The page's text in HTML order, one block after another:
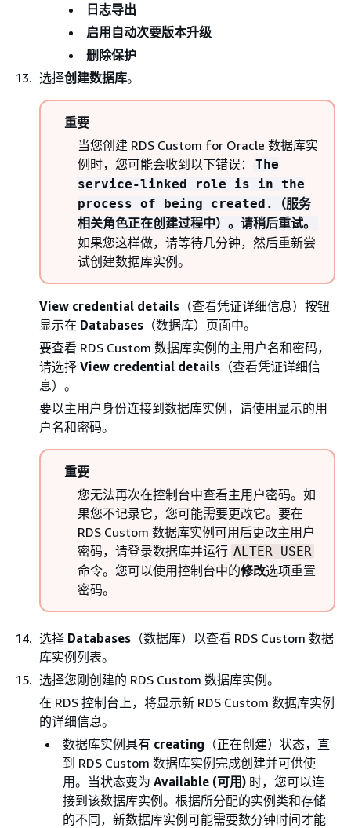
日志导出
启用自动次要版本升级
删除保护
选择创建数据库。
重要
当您创建 RDS Custom for Oracle 数据库实
例时，您可能会收到以下错误：
The
service-linked role is in the
process of being created.（服务
相关角色正在创建过程中）。请稍后重试。
如果您这样做，请等待几分钟，然后重新尝
试创建数据库实例。
View credential details （查看凭证详细信息）按钮
显示在 Databases （数据库）页面中。
要查看 RDS Custom 数据库实例的主用户名和密码，
请选择 View credential details （查看凭证详细信
息）。
要以主用户身份连接到数据库实例，请使用显示的用
户名和密码。
重要
您无法再次在控制台中查看主用户密码。如
果您不记录它，您可能需要更改它。要在
RDS Custom 数据库实例可用后更改主用户
密码，请登录数据库并运行 ALTER USER
命令。您可以使用控制台中的修改选项重置
密码。
选择 Databases （数据库）以查看 RDS Custom 数据
库实例列表。
选择您刚创建的 RDS Custom 数据库实例。
在 RDS 控制台上，将显示新 RDS Custom 数据库实例
的详细信息。
数据库实例具有 creating （正在创建）状态，直
到 RDS Custom 数据库实例完成创建并可供使
用。当状态变为 Available (可用) 时，您可以连
接到该数据库实例。根据所分配的实例类和存储
的不同，新数据库实例可能需要数分钟时间才能